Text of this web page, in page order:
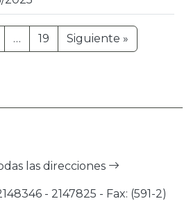
… 19 Siguiente »
las direcciones
- 2147825 - Fax: (591-2)